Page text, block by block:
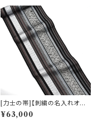
[力士の帯]【刺繍の名入れオプ
ション有】博多帯 黒木織物 謹製
献上柄 金印 絹 日本製 力士用
¥63,000